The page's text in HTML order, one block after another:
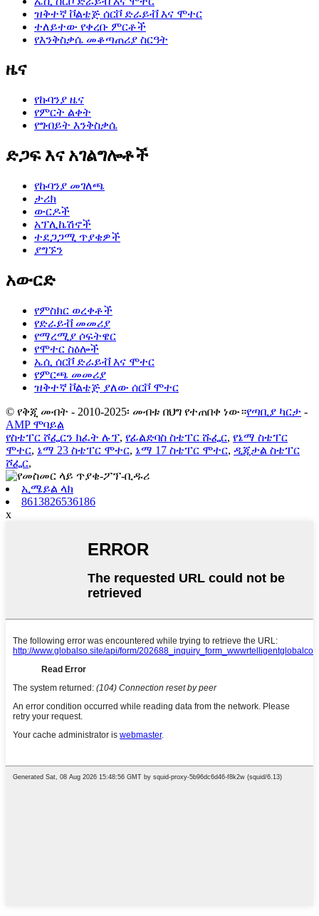
ዝቅተኛ ቮልቴጅ ሰርቮ ድራይቭ እና ሞተር
ተለይተው የቀረቡ ምርቶች
የእንቅስቃሴ መቆጣጠሪያ ስርዓት
ዜና
የኩባንያ ዜና
የምርት ልቀት
የግብይት እንቅስቃሴ
ድጋፍ እና አገልግሎቶች
የኩባንያ መገለጫ
ታሪክ
ውርዶች
አፕሊኬሽኖች
ተደጋጋሚ ጥያቄዎች
ያግኙን
አውርድ
የምስክር ወረቀቶች
የድራይቭ መመሪያ
የማረሚያ ሶፍትዌር
የሞተር ስዕሎች
ኤሲ ሰርቮ ድራይቭ እና ሞተር
የምርጫ መመሪያ
ዝቅተኛ ቮልቴጅ ያለው ሰርቮ ሞተር
© የቅጂ መብት - 2010-2025፡ መብቱ በህግ የተጠበቀ ነው።የጣቢያ ካርታ -
AMP ሞባይል
የስቴፐር ሾፌርን ክፈት ሉፕ, የፊልድባስ ስቴፐር ሹፌር, የኔማ ስቴፐር
ሞተር, ኔማ 23 ስቴፐር ሞተር, ኔማ 17 ስቴፐር ሞተር, ዲጂታል ስቴፐር
ሾፌር,
ኢሜይል ላክ
8613826536186
x